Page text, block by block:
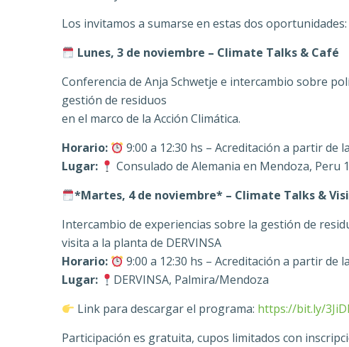
Los invitamos a sumarse en estas dos oportunidades:
Lunes, 3 de noviembre – Climate Talks & Café
Conferencia de Anja Schwetje e intercambio sobre
gestión de residuos
en el marco de la Acción Climática.
Horario:
9:00 a 12:30 hs – Acreditación a partir de
Lugar:
Consulado de Alemania en Mendoza, Peru
*Martes, 4 de noviembre* – Climate Talks &
Intercambio de experiencias sobre la gestión de
visita a la planta de DERVINSA
Horario:
9:00 a 12:30 hs – Acreditación a partir de
Lugar:
DERVINSA, Palmira/Mendoza
Link para descargar el programa: https://bit.ly/
Participación es gratuita, cupos limitados con